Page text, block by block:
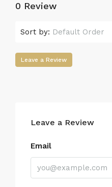
0 Review
Sort by: Default Order
Leave a Review
Leave a Review
Email